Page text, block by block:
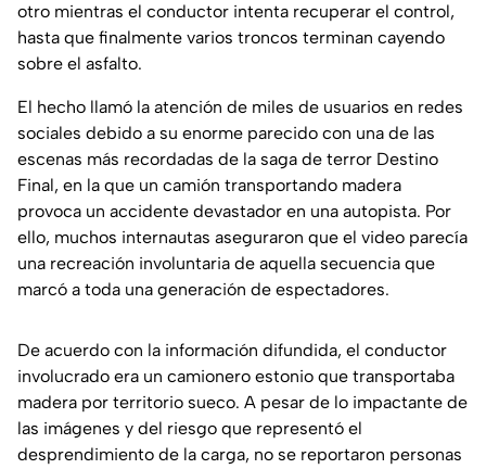
otro mientras el conductor intenta recuperar el control,
hasta que finalmente varios troncos terminan cayendo
sobre el asfalto.
El hecho llamó la atención de miles de usuarios en redes
sociales debido a su enorme parecido con una de las
escenas más recordadas de la saga de terror Destino
Final, en la que un camión transportando madera
provoca un accidente devastador en una autopista. Por
ello, muchos internautas aseguraron que el video parecía
una recreación involuntaria de aquella secuencia que
marcó a toda una generación de espectadores.
De acuerdo con la información difundida, el conductor
involucrado era un camionero estonio que transportaba
madera por territorio sueco. A pesar de lo impactante de
las imágenes y del riesgo que representó el
desprendimiento de la carga, no se reportaron personas